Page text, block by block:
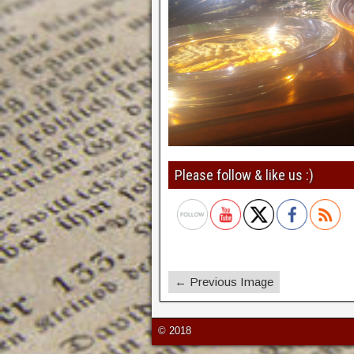
Please follow & like us :)
← Previous Image
© 2018